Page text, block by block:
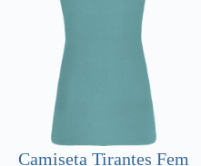
Camiseta Tirantes Fem